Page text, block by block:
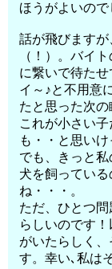
ほうがよいので
話が飛びます
（！）。バイ
に繋いで待た
イ～♪と不用意
たと思った次の
これが小さい
も・・と思い
でも、きっと私
犬を飼ってい
ね・・・。
ただ、ひとつ
らしいのです
がいたらしく
す。幸い､私は